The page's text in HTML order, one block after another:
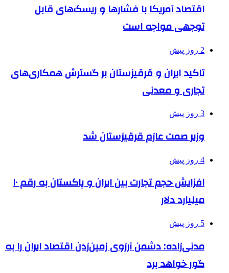
اقتصاد آمریکا با فشارها و ریسک‌های قابل
توجهی مواجه است
2 روز پیش
تاکید ایران و قرقیزستان بر گسترش همکاری‌های
تجاری و معدنی
3 روز پیش
وزیر صمت عازم قرقیزستان شد
4 روز پیش
افزایش حجم تجارت بین ایران و پاکستان به رقم ۱۰
میلیارد دلار
5 روز پیش
مدنی‌زاده: دشمن آرزوی زمین‌زدن اقتصاد ایران را به
گور خواهد برد